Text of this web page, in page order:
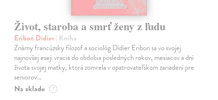
Život, staroba a smrť ženy z ľudu
Eribon Didier| Kniha
Známy francúzsky filozof a sociológ Didier Eribon sa vo svojej
najnovšej eseji vracia do obdobia posledných rokov, mesiacov a dní
života svojej matky, ktorá zomrela v opatrovateľskom zariadení pre
seniorov…
Na sklade ?